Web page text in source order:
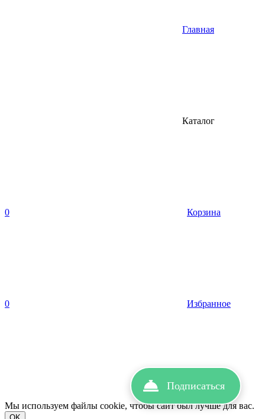
Главная
Каталог
0 Корзина
0 Избранное
Мы используем файлы cookie, чтобы сайт был лучше для вас.
Подписаться